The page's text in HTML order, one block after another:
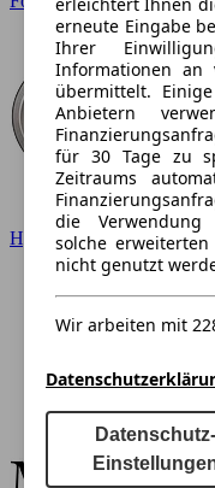
Hyundai
erneute Eingabe
Ihrer
Informationen an
übermittelt.
Anbietern
für 30 Tage zu
Zeitraums
die Verwendung
solche
nicht genutzt
Wir arbeiten mit
Datenschutz-